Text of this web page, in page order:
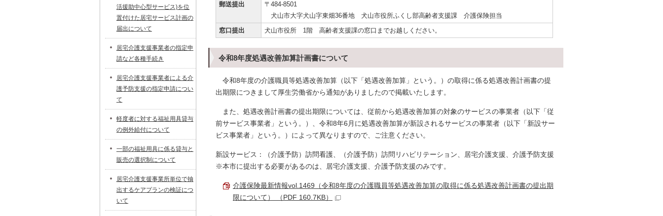
郵送提出
〒484-8501
犬山市大字犬山字東畑36番地 犬山市役所ふくし部高齢者支援課 介護保険担当
窓口提出
犬山市役所 1階 高齢者支援課の窓口までお越しください。
令和8年度処遇改善加算計画書について
令和8年度の介護職員等処遇改善加算（以下「処遇改善加算」という。）の取得に係る処遇改善計画書の提
出期限につきまして厚生労働省から通知がありましたので掲載いたします。
また、処遇改善計画書の提出期限については、従前から処遇改善加算の対象のサービスの事業者（以下「従
前サービス事業者」という。）、令和8年6月に処遇改善加算が新設されるサービスの事業者（以下「新設サー
ビス事業者」という。）によって異なりますので、ご注意ください。
新設サービス：（介護予防）訪問看護、（介護予防）訪問リハビリテーション、居宅介護支援、介護予防支援
※本市に提出する必要があるのは、居宅介護支援、介護予防支援のみです。
介護保険最新情報vol.1469（令和8年度の介護職員等処遇改善加算の取得に係る処遇改善計画書の提出期
限について） （PDF 160.7KB）
活援助中心型サービス)を位
置付けた居宅サービス計画の
届出について
居宅介護支援事業者の指定申
請など各種手続き
居宅介護支援事業者による介
護予防支援の指定申請につい
て
軽度者に対する福祉用具貸与
の例外給付について
一部の福祉用具に係る貸与と
販売の選択制について
居宅介護支援事業所単位で抽
出するケアプランの検証につ
いて